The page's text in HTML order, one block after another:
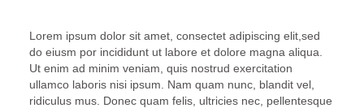
Lorem ipsum dolor sit amet, consectet adipiscing elit,sed
do eiusm por incididunt ut labore et dolore magna aliqua.
Ut enim ad minim veniam, quis nostrud exercitation
ullamco laboris nisi ipsum. Nam quam nunc, blandit vel,
ridiculus mus. Donec quam felis, ultricies nec, pellentesque